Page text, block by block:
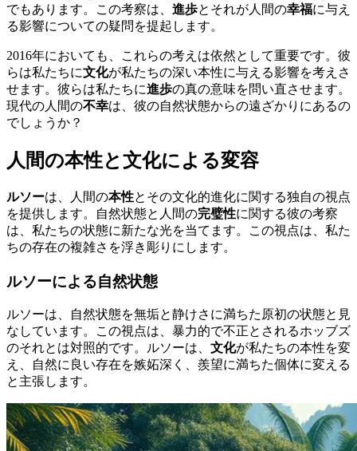
でもあります。この考察は、 進歩とそれが人間の幸福に与え
る影響についての疑問を提起します。
2016年においても、これらの考えは依然として重要です。彼
らは私たちに文化が私たちの深い本性に与える影響を考えさ
せます。彼らは私たちに進歩の真の意味を問い直させます。
現代の人間の不幸は、彼の自然状態からの遠ざかりにあるの
でしょうか？
人間の本性と文化による変容
ルソーは、人間の本性とその文化的進化に関する独自の視点
を提供します。自然状態と人間の完璧性に関する彼の考察
は、私たちの状態に新たな光を当てます。この視点は、私た
ちの存在の複雑さを浮き彫りにします。
ルソーによる自然状態
ルソーは、自然状態を無垢と静けさに満ちた原初の状態と見
なしています。この視点は、暴力的で不正とされるホッブズ
のそれとは対照的です。ルソーは、 文化が私たちの本性を変
え、自然に良い存在を嫉妬深く、羨望に満ちた個体に変える
と主張します。